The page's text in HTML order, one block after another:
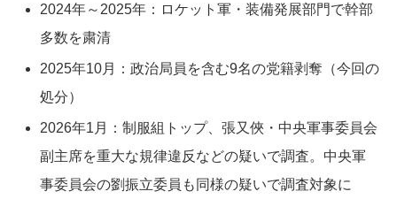
2024年～2025年：ロケット軍・装備発展部門で幹部
多数を粛清
2025年10月：政治局員を含む9名の党籍剥奪（今回の
処分）
2026年1月：制服組トップ、張又俠・中央軍事委員会
副主席を重大な規律違反などの疑いで調査。中央軍
事委員会の劉振立委員も同様の疑いで調査対象に